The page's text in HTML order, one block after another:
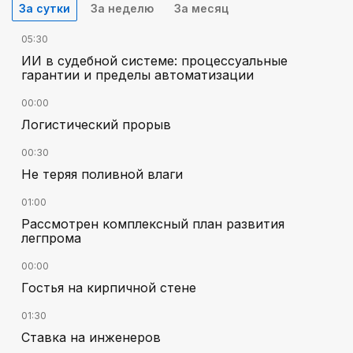
За сутки За неделю За месяц
05:30
ИИ в судебной системе: процессуальные
гарантии и пределы автоматизации
00:00
Логистический прорыв
00:30
Не теряя поливной влаги
01:00
Рассмотрен комплексный план развития
легпрома
00:00
Гостья на кирпичной стене
01:30
Ставка на инженеров